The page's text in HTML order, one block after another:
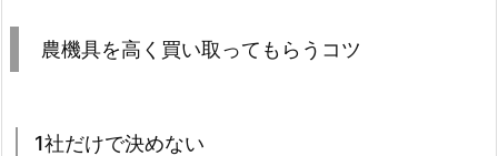
農機具を高く買い取ってもらうコツ
1社だけで決めない